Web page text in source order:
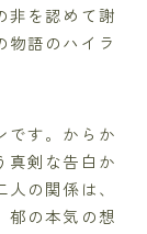
非を認めて謝
物語のハイラ
です。からか
真剣な告白か
の関係は、
郁の本気の想